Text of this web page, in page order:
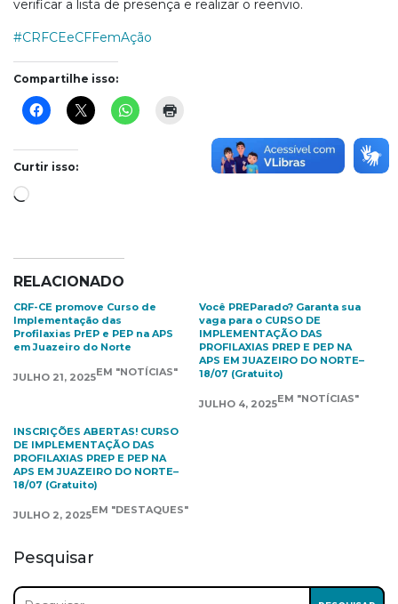
verificar a lista de presença e realizar o reenvio.
#CRFCEeCFFemAção
Compartilhe isso:
Curtir isso:
Carregando...
RELACIONADO
CRF-CE promove Curso de
Implementação das
Profilaxias PrEP e PEP na APS
em Juazeiro do Norte
JULHO 21, 2025EM "NOTÍCIAS"
Você PREParado? Garanta sua
vaga para o CURSO DE
IMPLEMENTAÇÃO DAS
PROFILAXIAS PREP E PEP NA
APS EM JUAZEIRO DO NORTE–
18/07 (Gratuito)
JULHO 4, 2025EM "NOTÍCIAS"
INSCRIÇÕES ABERTAS! CURSO
DE IMPLEMENTAÇÃO DAS
PROFILAXIAS PREP E PEP NA
APS EM JUAZEIRO DO NORTE–
18/07 (Gratuito)
JULHO 2, 2025EM "DESTAQUES"
Pesquisar
Pesquisar